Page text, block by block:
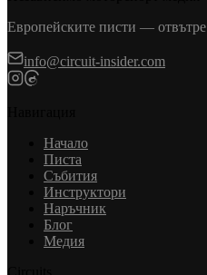
Европейските писти — отвътре
info@circuit-insider.com
Начало
Писта
Събития
Инструктори
Наръчник
Блог
Медия